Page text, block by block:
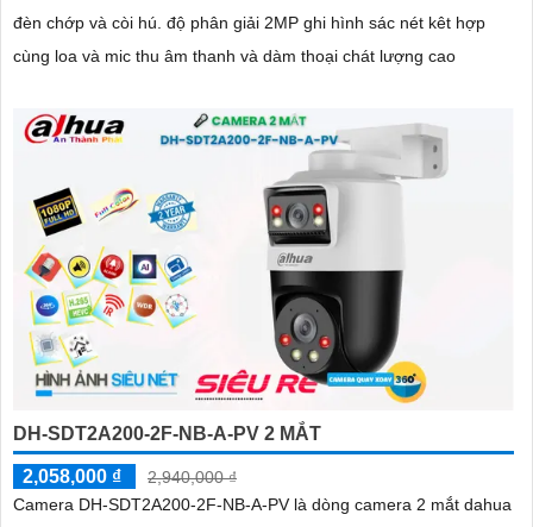
đèn chớp và còi hú. độ phân giải 2MP ghi hình sác nét kêt hợp
cùng loa và mic thu âm thanh và dàm thoại chát lượng cao
DH-SDT2A200-2F-NB-A-PV 2 MẮT
2,058,000 ₫
2,940,000 ₫
Camera DH-SDT2A200-2F-NB-A-PV là dòng camera 2 mắt dahua